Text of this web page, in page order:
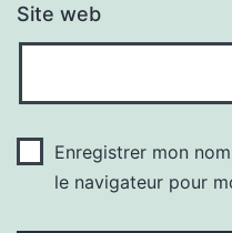
Site web
Enregistrer mon
le navigateur pour